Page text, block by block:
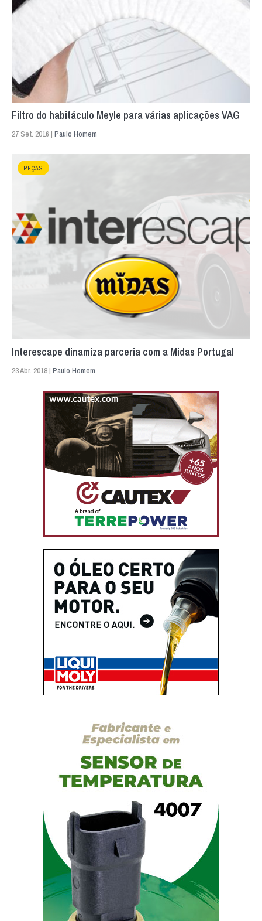
Filtro do habitáculo Meyle para várias aplicações VAG
27 Set. 2016 | Paulo Homem
PEÇAS
Interescape dinamiza parceria com a Midas Portugal
23 Abr. 2018 | Paulo Homem